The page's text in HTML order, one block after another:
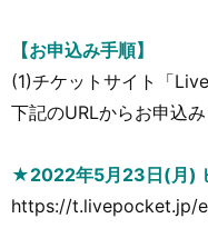
【お申込み手順】
(1)チケットサイト「
下記のURLからお申込み
★2022年5月23日(月)
https://t.livepocket.jp/